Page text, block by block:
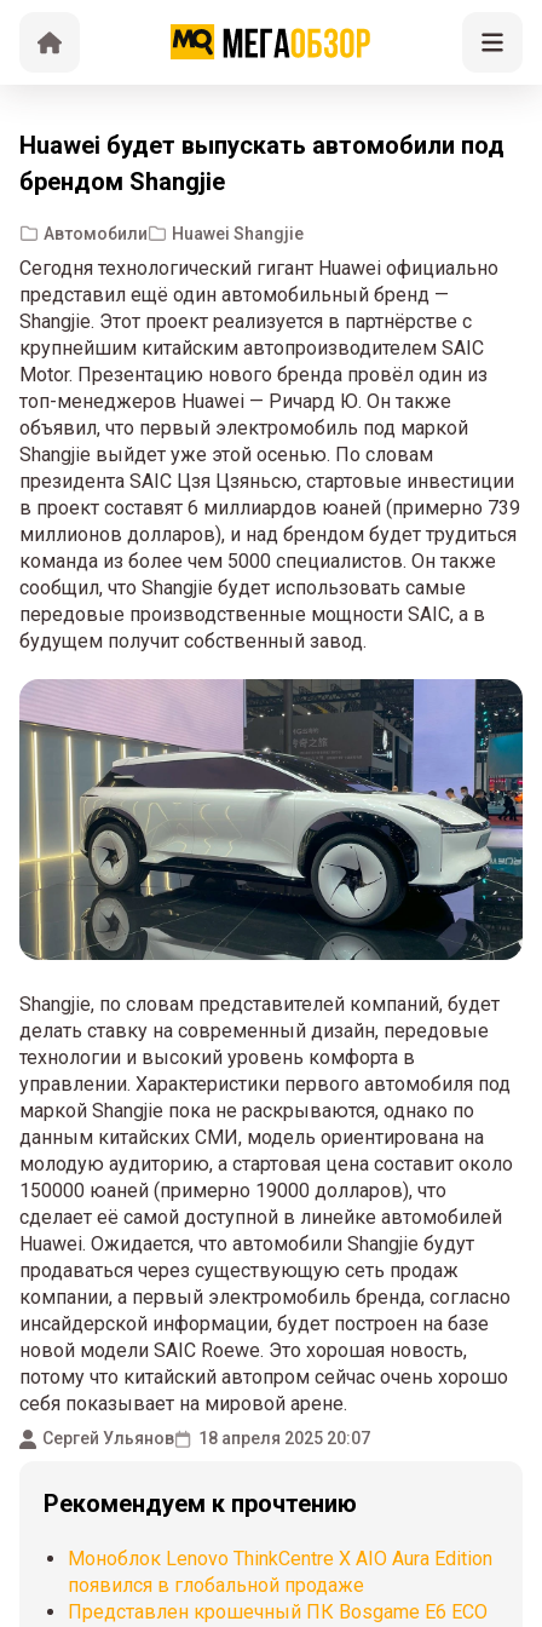
Huawei будет выпускать автомобили под
брендом Shangjie
Автомобили Huawei Shangjie
Сегодня технологический гигант Huawei официально
представил ещё один автомобильный бренд —
Shangjie. Этот проект реализуется в партнёрстве с
крупнейшим китайским автопроизводителем SAIC
Motor. Презентацию нового бренда провёл один из
топ-менеджеров Huawei — Ричард Ю. Он также
объявил, что первый электромобиль под маркой
Shangjie выйдет уже этой осенью. По словам
президента SAIC Цзя Цзяньсю, стартовые инвестиции
в проект составят 6 миллиардов юаней (примерно 739
миллионов долларов), и над брендом будет трудиться
команда из более чем 5000 специалистов. Он также
сообщил, что Shangjie будет использовать самые
передовые производственные мощности SAIC, а в
будущем получит собственный завод.
Shangjie, по словам представителей компаний, будет
делать ставку на современный дизайн, передовые
технологии и высокий уровень комфорта в
управлении. Характеристики первого автомобиля под
маркой Shangjie пока не раскрываются, однако по
данным китайских СМИ, модель ориентирована на
молодую аудиторию, а стартовая цена составит около
150000 юаней (примерно 19000 долларов), что
сделает её самой доступной в линейке автомобилей
Huawei. Ожидается, что автомобили Shangjie будут
продаваться через существующую сеть продаж
компании, а первый электромобиль бренда, согласно
инсайдерской информации, будет построен на базе
новой модели SAIC Roewe. Это хорошая новость,
потому что китайский автопром сейчас очень хорошо
себя показывает на мировой арене.
Сергей Ульянов 18 апреля 2025 20:07
Рекомендуем к прочтению
Моноблок Lenovo ThinkCentre X AIO Aura Edition
появился в глобальной продаже
Представлен крошечный ПК Bosgame E6 ECO